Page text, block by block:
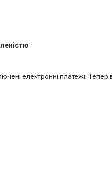
електронні платежі.